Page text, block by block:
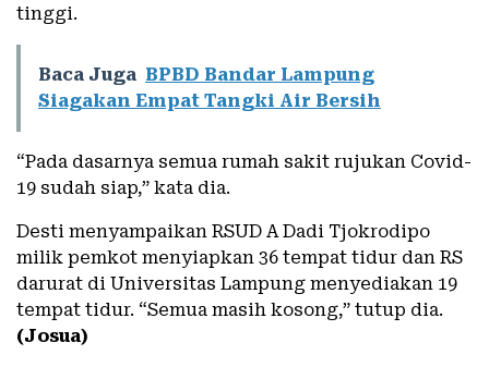
tinggi.
Baca Juga BPBD Bandar Lampung
Siagakan Empat Tangki Air Bersih
“Pada dasarnya semua rumah sakit rujukan Covid-
19 sudah siap,” kata dia.
Desti menyampaikan RSUD A Dadi Tjokrodipo
milik pemkot menyiapkan 36 tempat tidur dan RS
darurat di Universitas Lampung menyediakan 19
tempat tidur. “Semua masih kosong,” tutup dia.
(Josua)